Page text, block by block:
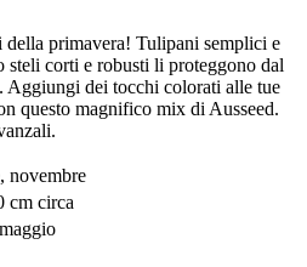
primavera! Tulipani semplici e
corti e robusti li proteggono dal
Aggiungi dei tocchi colorati alle tue
questo magnifico mix di Ausseed.
novembre
cm circa